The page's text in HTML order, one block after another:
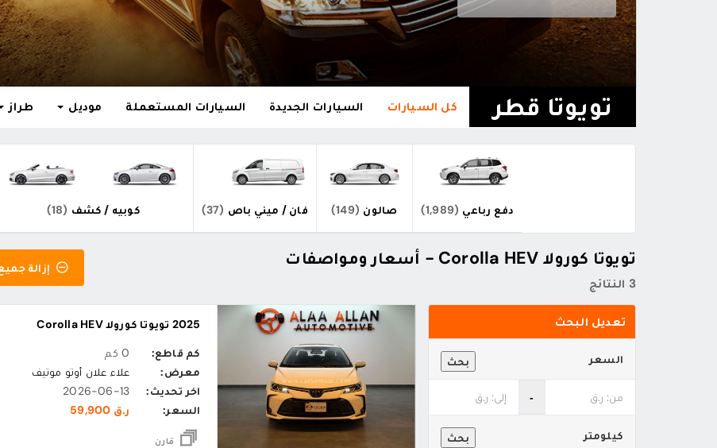
تويوتا قطر كل السيارات السيارات الجديدة السيارات المستعملة موديل طراز
دفع رباعي (1,989) صالون (149) فان / ميني باص (37) كوبيه / كشف (18)
تويوتا كورولا Corolla HEV - أسعار ومواصفات
3 النتائج
إزالة
تعديل البحث
بحث السعر
‐
بحث كيلومتر
2025 تويوتا كورولا Corolla HEV
كم قاطع:
0 كم
معرض:
علاء علان أوتو موتيف
اخر تحديث:
2026-06-13
السعر:
ر.ق 59,900
قارن